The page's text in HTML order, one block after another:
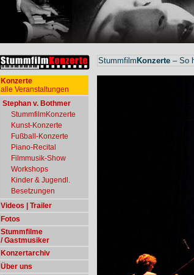
Konzerte
alle Veranstaltungen
Stephan v. Bothmer
StummfilmKonzerte
Kunst-Konzerte
Fußball-Konzerte
Piano-Recital
Filmmusik-Show
Workshops
Kinder & Jugendl.
Besetzungen
Videos | Trailer
Fotos
Stummfilme
/ Gastmusiker
Konzertarchiv
Über uns
Stummfilm Konzerte – So